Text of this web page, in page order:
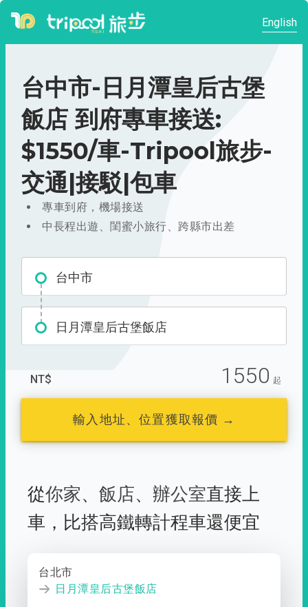
English
台中市-日月潭皇后古堡
飯店 到府專車接送:
$1550/車-Tripool旅步-
交通|接駁|包車
專車到府，機場接送
中長程出遊、閨蜜小旅行、跨縣市出差
台中市
日月潭皇后古堡飯店
NT$ 1550 起
輸入地址、位置獲取報價 →
從你家、 飯店、 辦公室直接上
車， 比搭高鐵轉計程車還便宜
台北市
日月潭皇后古堡飯店